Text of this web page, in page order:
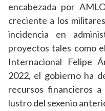
encabezada por
creciente a los
incidencia en
proyectos tales como
Internacional Felipe
2022, el gobierno ha
recursos financieros
lustro del sexenio